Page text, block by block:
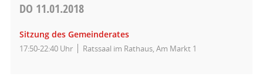
DO 11.01.2018
Sitzung des Gemeinderates
17:50-22:40 Uhr Ratssaal im Rathaus, Am Markt 1